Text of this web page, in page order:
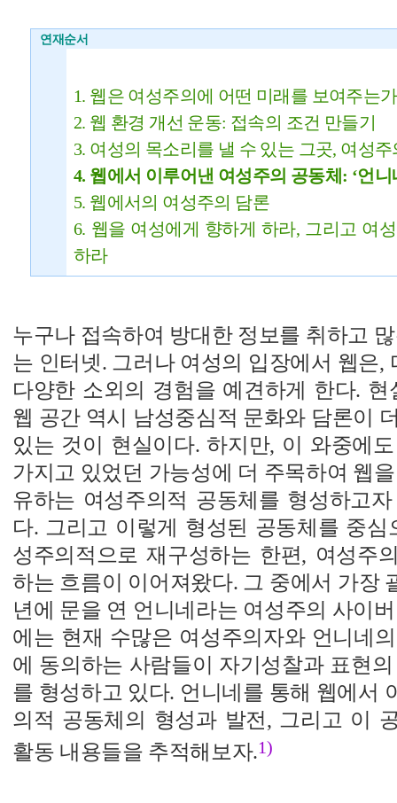
연재순서
1. 웹은 여성주의에 어떤 미래를 보여주는가
2. 웹 환경 개선 운동: 접속의 조건 만들기
3. 여성의 목소리를 낼 수 있는 그곳, 여성
4. 웹에서 이루어낸 여성주의 공동체: ‘언니
5. 웹에서의 여성주의 담론
6. 웹을 여성에게 향하게 하라, 그리고 여
하라
누구나 접속하여 방대한 정보를 취하고
는 인터넷. 그러나 여성의 입장에서 웹은,
다양한 소외의 경험을 예견하게 한다.
웹 공간 역시 남성중심적 문화와 담론이
있는 것이 현실이다. 하지만, 이 와중에
가지고 있었던 가능성에 더 주목하여 웹
유하는 여성주의적 공동체를 형성하고
다. 그리고 이렇게 형성된 공동체를 중
성주의적으로 재구성하는 한편, 여성주
하는 흐름이 이어져왔다. 그 중에서 가장
년에 문을 연 언니네라는 여성주의 사이
에는 현재 수많은 여성주의자와 언니네
에 동의하는 사람들이 자기성찰과 표현
를 형성하고 있다. 언니네를 통해 웹에서
의적 공동체의 형성과 발전, 그리고 이
활동 내용들을 추적해보자.1)